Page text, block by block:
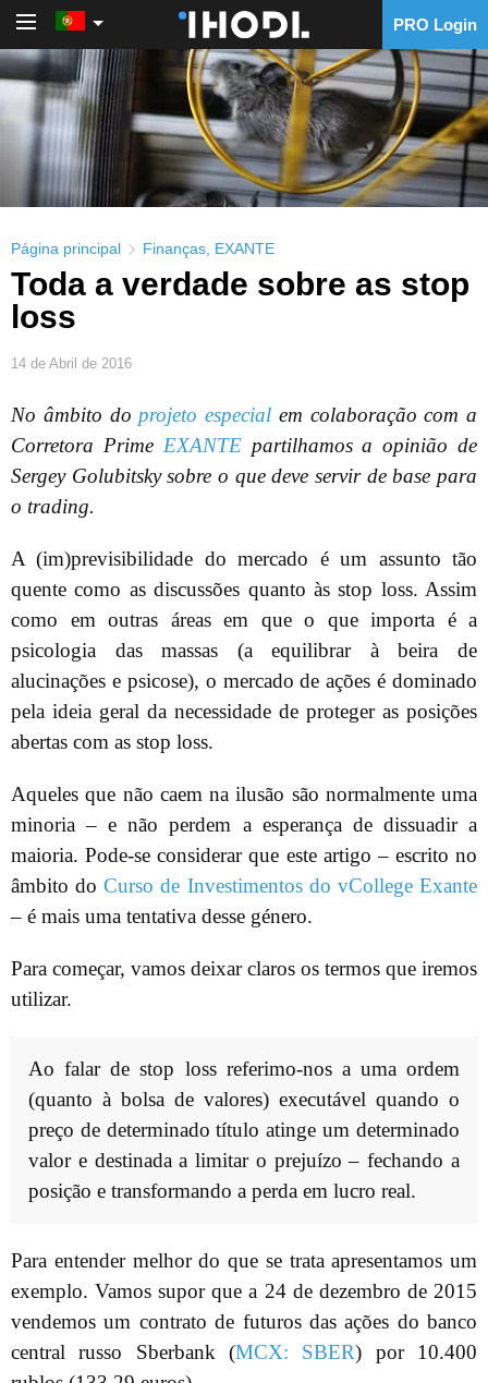
PRO Login
Página principal Finanças EXANTE
Toda a verdade sobre as stop
loss
14 de Abril de 2016
No âmbito do projeto especial em colaboração com a
Corretora Prime EXANTEpartilhamos a opinião de
Sergey Golubitsky sobre o que deve servir de base para
o trading.
A (im)previsibilidade do mercado é um assunto tão
quente como as discussões quanto às stop loss. Assim
como em outras áreas em que o que importa é a
psicologia das massas (a equilibrar à beira de
alucinações e psicose), o mercado de ações é dominado
pela ideia geral da necessidade de proteger as posições
abertas com as stop loss.
Aqueles que não caem na ilusão são normalmente uma
minoria – e não perdem a esperança de dissuadir a
maioria. Pode-se considerar que este artigo – escrito no
âmbito doCurso de Investimentos do vCollege Exante
– é mais uma tentativa desse género.
Para começar, vamos deixar claros os termos que iremos
utilizar.
Ao falar de stop loss referimo-nos a uma ordem
(quanto à bolsa de valores) executável quando o
preço de determinado título atinge um determinado
valor e destinada a limitar o prejuízo – fechando a
posição e transformando a perda em lucro real.
Para entender melhor do que se trata apresentamos um
exemplo. Vamos supor que a 24 de dezembro de 2015
vendemos um contrato de futuros das ações do banco
central russo Sberbank (MCX: SBER) por 10.400